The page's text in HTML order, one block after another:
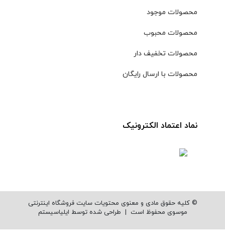
محصولات موجود
محصولات محبوب
محصولات تخفیف دار
محصولات با ارسال رایگان
نماد اعتماد الکترونیک
© کلیه حقوق مادی و معنوی محتویات سایت فروشگاه اینترنتی
موسوی محفوظ است | طراحی شده توسط ایلیاسیستم